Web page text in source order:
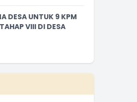
DESA UNTUK 9 KPM
VIII DI DESA